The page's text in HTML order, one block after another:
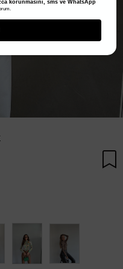
korunmasını, sms ve WhatsApp